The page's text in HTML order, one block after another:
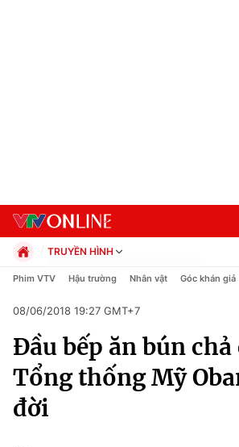
Chuyên mục
Chính trị
Xã hội
TRUYỀN HÌNH
Chính trị
Pháp luật
Kinh tế
Thể thao
Truyền hình
Phim VTV Hậu trường Nhân vật Góc khán giả
08/06/2018 19:27 GMT+7
Đầu bếp ăn bún
Tổng thống Mỹ
đời